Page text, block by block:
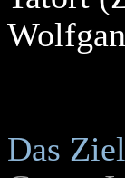
Das Ziel